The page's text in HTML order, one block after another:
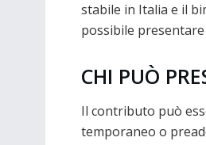
stabile in Italia e il
possibile
CHI PUÒ
Il contributo può
temporaneo o